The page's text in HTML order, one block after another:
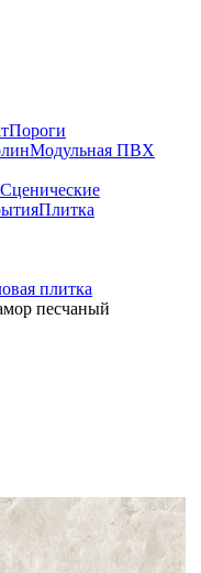
Пороги
Модульная ПВХ
Сценические
Плитка
плитка
песчаный